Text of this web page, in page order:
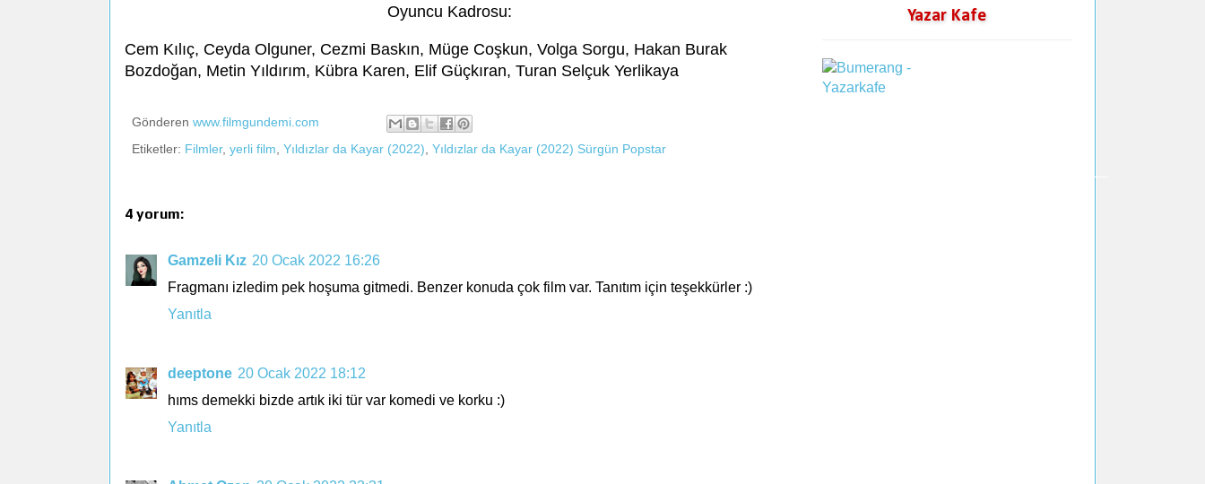
Oyuncu Kadrosu:
Cem Kılıç, Ceyda Olguner, Cezmi Baskın, Müge Coşkun, Volga Sorgu, Hakan Burak
Bozdoğan, Metin Yıldırım, Kübra Karen, Elif Güçkıran, Turan Selçuk Yerlikaya
Gönderen www.filmgundemi.com
Etiketler: Filmler, yerli film Yıldızlar da Kayar (2022) Yıldızlar da Kayar (2022) Sürgün Popstar
4 yorum:
Gamzeli Kız 20 Ocak 2022 16:26
Fragmanı izledim pek hoşuma gitmedi. Benzer konuda çok film var. Tanıtım için teşekkürler :)
Yanıtla
deeptone 20 Ocak 2022 18:12
hıms demekki bizde artık iki tür var komedi ve korku :)
Yanıtla
Yazar Kafe